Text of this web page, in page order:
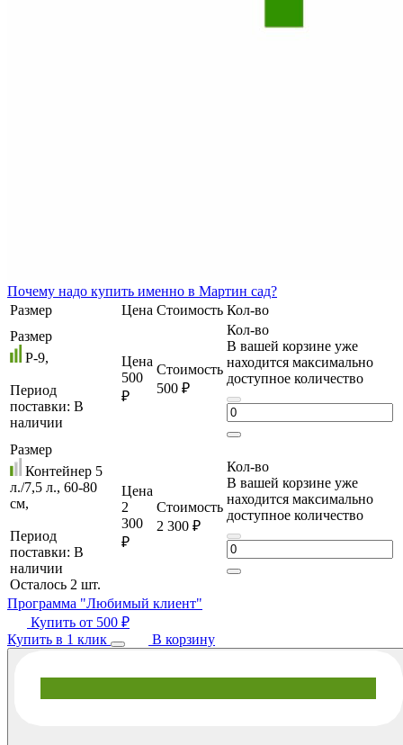
Почему надо купить именно в Мартин сад?
Размер
Цена Стоимость Кол-во
Размер
P-9,
Период
поставки: В
наличии
Цена
500
₽
Стоимость
500 ₽
Кол-во
В вашей корзине уже
находится максимально
доступное количество
Размер
Контейнер 5
л./7,5 л., 60-80
см,
Период
поставки: В
наличии
Осталось 2 шт.
Цена
2
300
₽
Стоимость
2 300 ₽
Кол-во
В вашей корзине уже
находится максимально
доступное количество
Программа "Любимый клиент"
Купить от 500 ₽
Купить в 1 клик
В корзину